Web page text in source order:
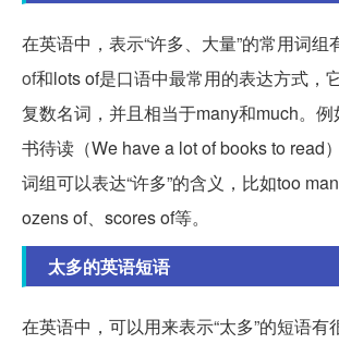
在英语中，表示“许多、大量”的常用词组
of和lots of是口语中最常用的表达方式，
复数名词，并且相当于many和much。
书待读（We have a lot of books to read
词组可以表达“许多”的含义，比如too
ozens of、scores of等。
太多的英语短语
在英语中，可以用来表示“太多”的短语有